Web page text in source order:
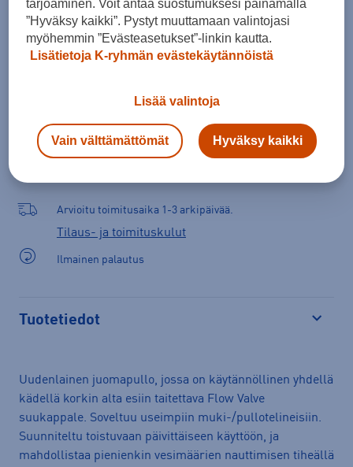
Lisää ostoskoriin
Valitse koko nähdäksesi myymäläsaatavuuden.
Arvioitu toimitusaika 1-3 arkipäivää.
Tilaus- ja toimituskulut
Ilmainen palautus
Tuotetiedot
Uudenlainen juomapullo, jossa on käytännöllinen yhdellä
kädellä korkin alta esiin taitettava Flow Valve
suukappale. Soveltuu useimpiin muki-/pullotelineisiin.
Suunniteltu toistuvaan päivittäiseen käyttöön, ja
mahdollistaa pienienkin vesimäärien nauttimisen tiheällä
tarjoaminen. Voit antaa suostumuksesi painamalla
”Hyväksy kaikki”. Pystyt muuttamaan valintojasi
myöhemmin ”Evästeasetukset”-linkin kautta.
Lisätietoja K-ryhmän evästekäytännöistä
Lisää valintoja
Vain välttämättömät Hyväksy kaikki